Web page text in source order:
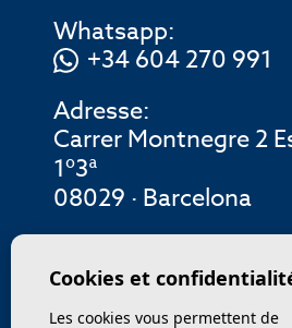
Whatsapp:
+34 604 270 991
Adresse:
Carrer Montnegre 2
1º3ª
08029 · Barcelona
MENU
ENTREPRISE
Cookies et
Les cookies vous permettent de